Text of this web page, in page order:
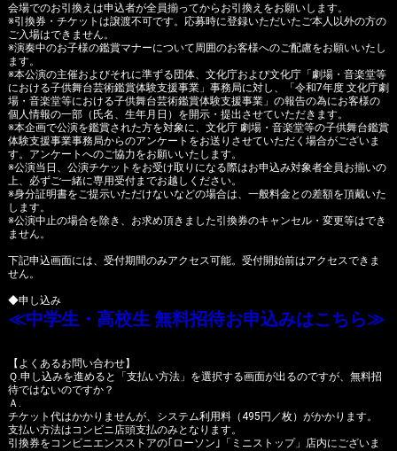
会場でのお引換えは申込者が全員揃ってからお引換えをお願いします。
※引換券・チケットは譲渡不可です。応募時に登録いただいたご本人以外の方の
ご入場はできません。
※演奏中のお子様の鑑賞マナーについて周囲のお客様へのご配慮をお願いいたし
ます。
※本公演の主催およびそれに準ずる団体、文化庁および文化庁「劇場・音楽堂等
における子供舞台芸術鑑賞体験支援事業」事務局に対し、「令和7年度 文化庁劇
場・音楽堂等における子供舞台芸術鑑賞体験支援事業」の報告の為にお客様の
個人情報の一部（氏名、生年月日）を開示・提出させていただきます。
※本企画で公演を鑑賞された方を対象に、文化庁 劇場・音楽堂等の子供舞台鑑賞
体験支援事業事務局からのアンケートをお送りさせていただく場合がございま
す。アンケートへのご協力をお願いいたします。
※公演当日、公演チケットをお受け取りになる際はお申込み対象者全員お揃いの
上、必ずご一緒に専用受付までお越しください。
※身分証明書をご提示いただけないなどの場合は、一般料金との差額を頂戴いた
します。
※公演中止の場合を除き、お求め頂きました引換券のキャンセル・変更等はでき
ません。
下記申込画面には、受付期間のみアクセス可能。受付開始前はアクセスできま
せん。
◆申し込み
≪中学生・高校生 無料招待お申込みはこちら≫
【よくあるお問い合わせ】
Ｑ.申し込みを進めると「支払い方法」を選択する画面が出るのですが、無料招
待ではないのですか？
Ａ.
チケット代はかかりませんが、システム利用料（495円／枚）がかかります。
支払い方法はコンビニ店頭支払のみとなります。
引換券をコンビニエンスストアの｢ローソン｣「ミニストップ」店内にございま